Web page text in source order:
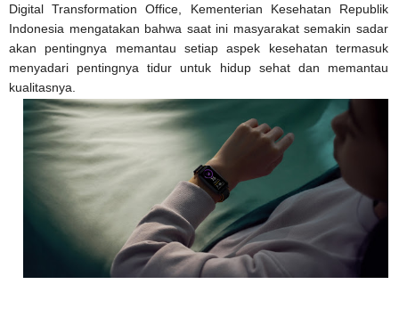
Digital Transformation Office, Kementerian Kesehatan Republik
Indonesia mengatakan bahwa saat ini masyarakat semakin sadar
akan pentingnya memantau setiap aspek kesehatan termasuk
menyadari pentingnya tidur untuk hidup sehat dan memantau
kualitasnya.